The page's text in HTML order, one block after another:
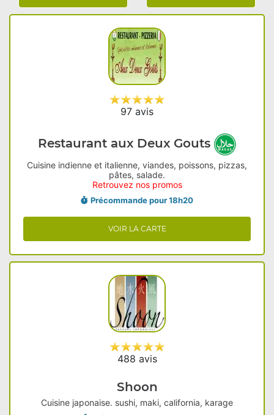
97 avis
Restaurant aux Deux Gouts
Cuisine indienne et italienne, viandes, poissons, pizzas,
pâtes, salade.
Retrouvez nos promos
Précommande pour 18h20
VOIR LA CARTE
488 avis
Shoon
Cuisine japonaise. sushi, maki, california, karage